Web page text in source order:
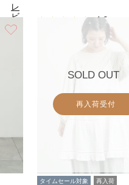
レ
ビ
ュ
ー
4.9（7）
SOLD OUT
再入荷受付
タイムセール対象 再入荷